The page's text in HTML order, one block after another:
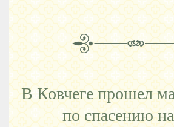
В Ковчеге прошел
по спасению